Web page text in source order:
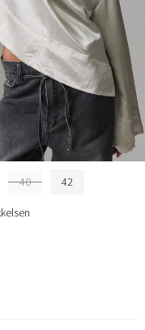
40 42